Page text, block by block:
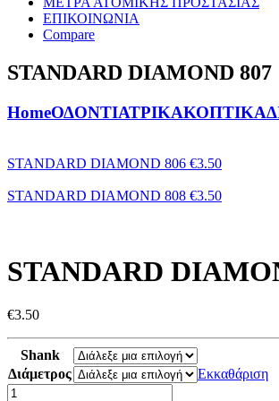
ΕΠΙΚΟΙΝΩΝΙΑ
Compare
STANDARD DIAMOND 807
HomeΟΔΟΝΤΙΑΤΡΙΚΑΚΟΠΤΙΚΑ
STANDARD DIAMOND 806 €3.50
STANDARD DIAMOND 808 €3.50
STANDARD
€3.50
Shank
Διάμετρος
Εκκαθάριση